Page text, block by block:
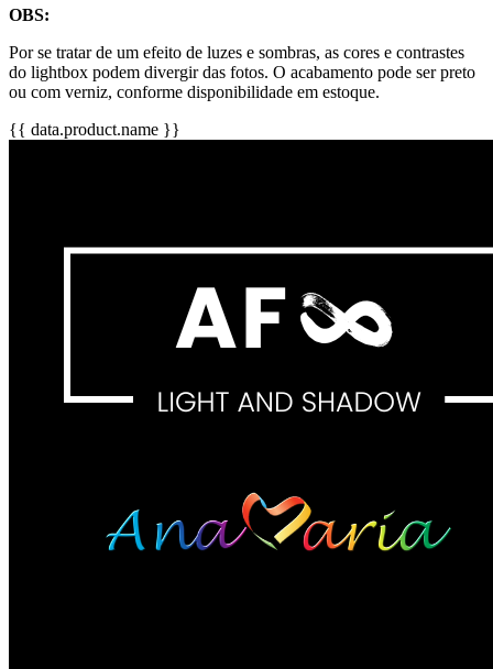
OBS:
Por se tratar de um efeito de luzes e sombras, as cores e contrastes
do lightbox podem divergir das fotos. O acabamento pode ser preto
ou com verniz, conforme disponibilidade em estoque.
{{ data.product.name }}